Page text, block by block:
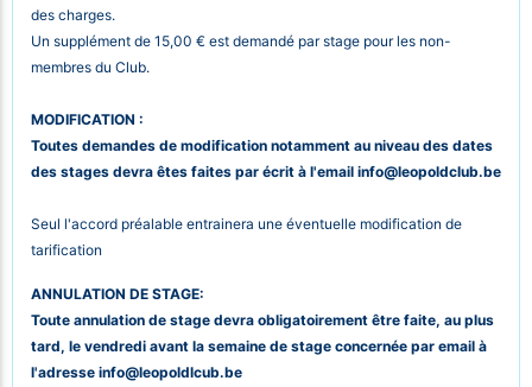
des charges.
Un supplément de 15,00 € est demandé par stage pour les non-
membres du Club.
MODIFICATION :
Toutes demandes de modification notamment au niveau des dates
des stages devra êtes faites par écrit à l'email info@leopoldclub.be
Seul l'accord préalable entrainera une éventuelle modification de
tarification
ANNULATION DE STAGE:
Toute annulation de stage devra obligatoirement être faite, au plus
tard, le vendredi avant la semaine de stage concernée par email à
l'adresse info@leopoldlcub.be